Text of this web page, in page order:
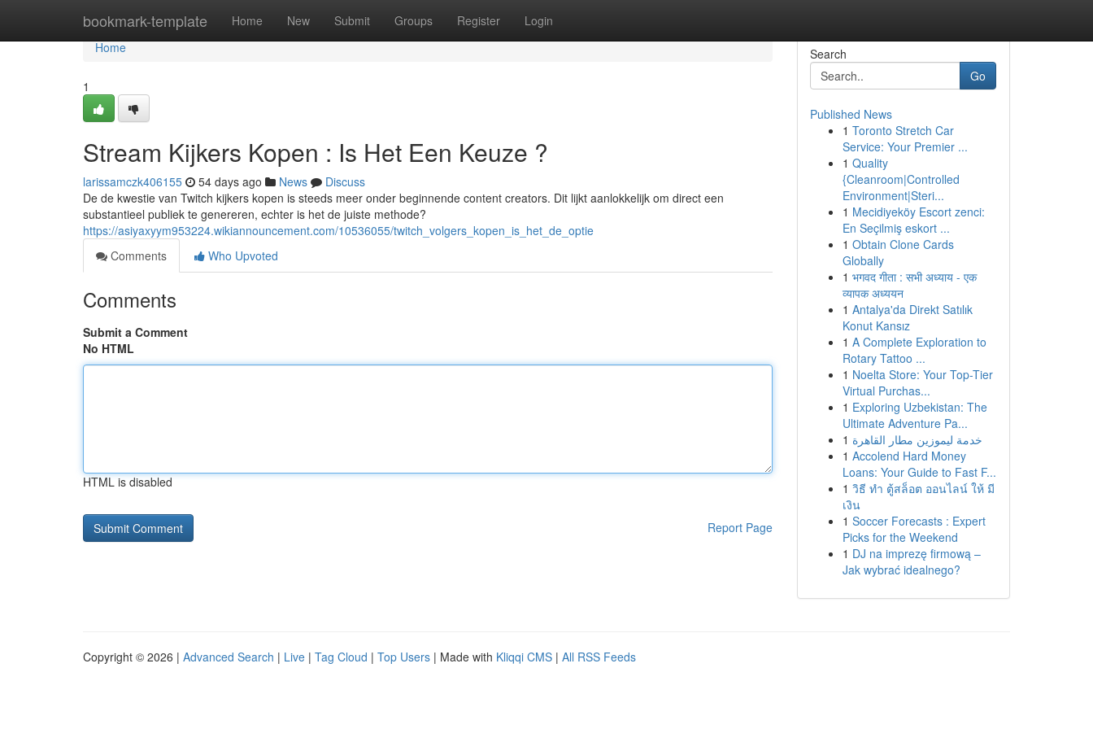
bookmark-template Home New Submit Groups Register Login
Home
Home
1
Stream Kijkers Kopen : Is Het Een Keuze ?
larissamczk406155 54 days ago News
Discuss
De de kwestie van Twitch kijkers kopen is steeds meer onder beginnende content creators. Dit lijkt aanlokkelijk om direct een
substantieel publiek te genereren, echter is het de juiste methode?
https://asiyaxyym953224.wikiannouncement.com/10536055/twitch_volgers_kopen_is_het_de_optie
Comments
Who Upvoted
Comments
Submit a Comment
No HTML
HTML is disabled
Report Page
Search
Go
Published News
1 Toronto Stretch Car
Service: Your Premier ...
1 Quality
{Cleanroom|Controlled
Environment|Steri...
1 Mecidiyeköy Escort zenci:
En Seçilmiş eskort ...
1 Obtain Clone Cards
Globally
1 भगवद गीता : सभी अध्याय - एक
व्यापक अध्ययन
1 Antalya'da Direkt Satılık
Konut Kansız
1 A Complete Exploration to
Rotary Tattoo ...
1 Noelta Store: Your Top-Tier
Virtual Purchas...
1 Exploring Uzbekistan: The
Ultimate Adventure Pa...
1 خدمة ليموزين مطار القاهرة
1 Accolend Hard Money
Loans: Your Guide to Fast F...
1 วิธี ทำ ตู้สล็อต ออนไลน์ ให้ มี
เงิน
1 Soccer Forecasts : Expert
Picks for the Weekend
1 DJ na imprezę firmową –
Jak wybrać idealnego?
Copyright © 2026 | Advanced Search | Live | Tag Cloud | Top Users | Made with Kliqqi CMS | All RSS Feeds